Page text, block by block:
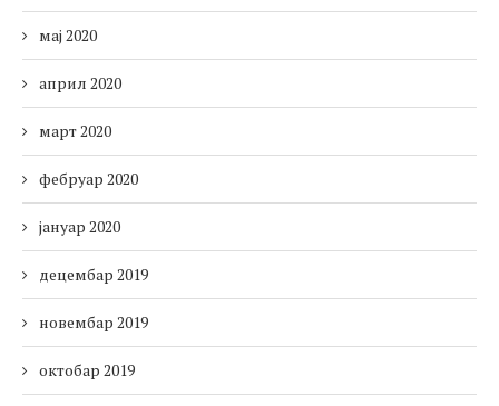
мај 2020
април 2020
март 2020
фебруар 2020
јануар 2020
децембар 2019
новембар 2019
октобар 2019